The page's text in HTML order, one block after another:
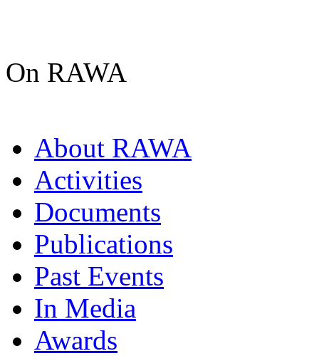
On RAWA
About RAWA
Activities
Documents
Publications
Past Events
In Media
Awards